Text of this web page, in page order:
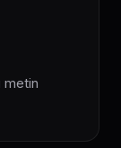
metin